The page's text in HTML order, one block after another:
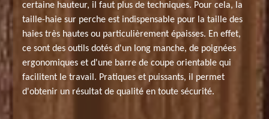
certaine hauteur, il faut plus de techniques. Pour cela, la
taille-haie sur perche est indispensable pour la taille des
haies très hautes ou particulièrement épaisses. En effet,
ce sont des outils dotés d'un long manche, de poignées
ergonomiques et d'une barre de coupe orientable qui
facilitent le travail. Pratiques et puissants, il permet
d'obtenir un résultat de qualité en toute sécurité.